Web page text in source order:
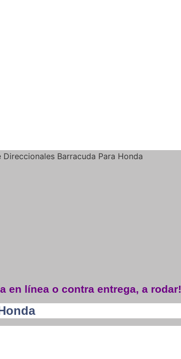
Direccionales Barracuda Para Honda
en línea o contra entrega, a rodar!